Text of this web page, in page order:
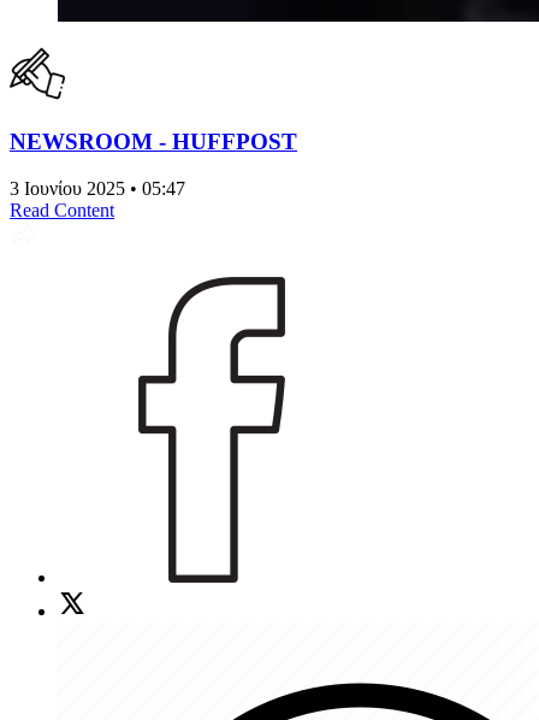
NEWSROOM - HUFFPOST
3 Ιουνίου 2025 • 05:47
Read Content